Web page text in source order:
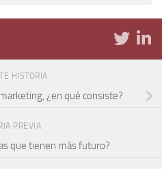
HISTORIA
¿en qué consiste?
PREVIA
que tienen más futuro?